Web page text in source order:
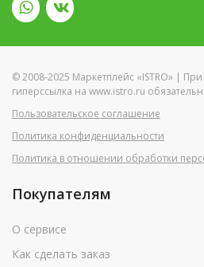
© 2008-2025 Маркетплейс «ISTRO» |
гиперссылка на www.istro.ru
Пользовательское соглашение
Политика конфиденциальности
Политика в отношении обработки
Покупателям
О сервисе
Как сделать заказ